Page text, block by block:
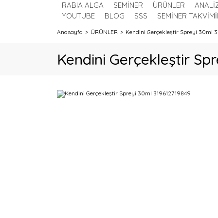
RABIA ALGA SEMİNER ÜRÜNLER
YOUTUBE
BLOG SSS SEMİNER
Anasayfa ÜRÜNLER Kendini Gerçekleştir Spreyi 30ml
Kendini Gerçekleştir